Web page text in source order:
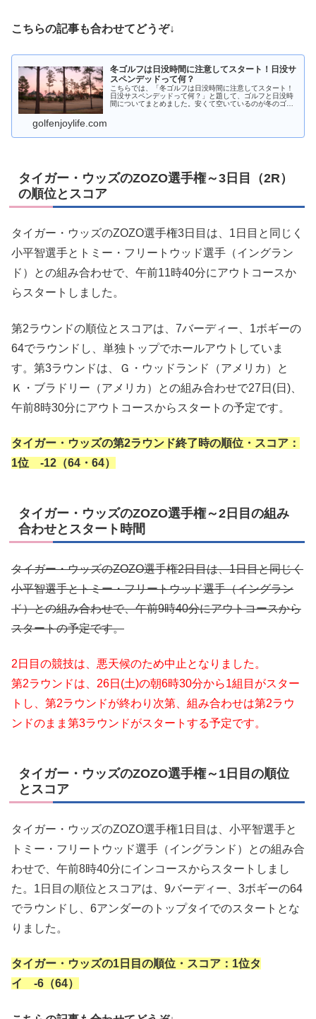
こちらの記事も合わせてどうぞ↓
冬ゴルフは日没時間に注意してスタート！日没サ
スペンデッドって何？
こちらでは、「冬ゴルフは日没時間に注意してスタート！
日没サスペンデッドって何？」と題して、ゴルフと日没時
間についてまとめました。安くて空いているのが冬のゴル
golfenjoylife.com
タイガー・ウッズのZOZO選手権～3日目（2R）
の順位とスコア
タイガー・ウッズのZOZO選手権3日目は、1日目と同じく
小平智選手とトミー・フリートウッド選手（イングラン
ド）との組み合わせで、午前11時40分にアウトコースか
らスタートしました。
第2ラウンドの順位とスコアは、7バーディー、1ボギーの
64でラウンドし、単独トップでホールアウトしていま
す。第3ラウンドは、Ｇ・ウッドランド（アメリカ）と
Ｋ・ブラドリー（アメリカ）との組み合わせで27日(日)、
午前8時30分にアウトコースからスタートの予定です。
タイガー・ウッズの第2ラウンド終了時の順位・スコア：
1位 -12（64・64）
タイガー・ウッズのZOZO選手権～2日目の組み
合わせとスタート時間
タイガー・ウッズのZOZO選手権2日目は、1日目と同じく
小平智選手とトミー・フリートウッド選手（イングラン
ド）との組み合わせで、午前9時40分にアウトコースから
スタートの予定です。
2日目の競技は、悪天候のため中止となりました。
第2ラウンドは、26日(土)の朝6時30分から1組目がスター
トし、第2ラウンドが終わり次第、組み合わせは第2ラウ
ンドのまま第3ラウンドがスタートする予定です。
タイガー・ウッズのZOZO選手権～1日目の順位
とスコア
タイガー・ウッズのZOZO選手権1日目は、小平智選手と
トミー・フリートウッド選手（イングランド）との組み合
わせで、午前8時40分にインコースからスタートしまし
た。1日目の順位とスコアは、9バーディー、3ボギーの64
でラウンドし、6アンダーのトップタイでのスタートとな
りました。
タイガー・ウッズの1日目の順位・スコア：1位タ
イ -6（64）